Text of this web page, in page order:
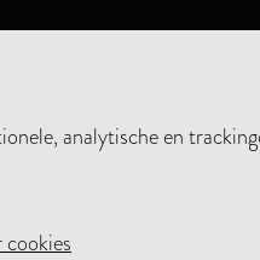
analytische en
cookies